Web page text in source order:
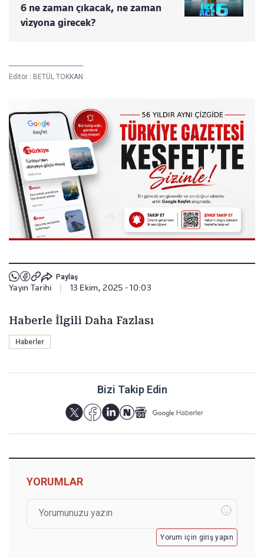
6 ne zaman çıkacak, ne zaman
vizyona girecek?
Editör : BETÜL TOKKAN
Paylaş
Yayın Tarihi 13 Ekim, 2025 - 10:03
Haberle İlgili Daha Fazlası
Haberler
Bizi Takip Edin
YORUMLAR
Yorum için giriş yapın